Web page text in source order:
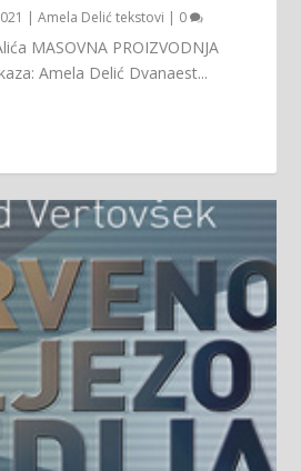
|Amela Delić tekstovi 0
MASOVNA PROIZVODNJA
Amela Delić Dvanaest...